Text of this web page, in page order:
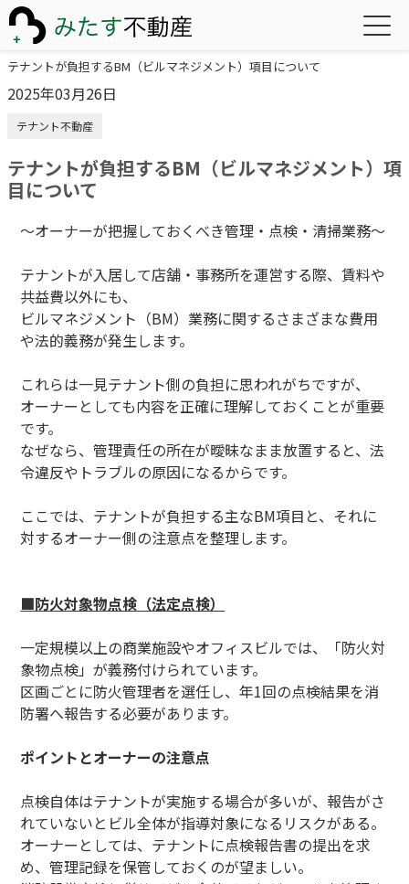
テナントが負担するBM（ビルマネジメント）項目について
2025年03月26日
テナント不動産
テナントが負担するBM（ビルマネジメント）項
目について
〜オーナーが把握しておくべき管理・点検・清掃業務〜
テナントが入居して店舗・事務所を運営する際、賃料や
共益費以外にも、
ビルマネジメント（BM）業務に関するさまざまな費用
や法的義務が発生します。
これらは一見テナント側の負担に思われがちですが、
オーナーとしても内容を正確に理解しておくことが重要
です。
なぜなら、管理責任の所在が曖昧なまま放置すると、法
令違反やトラブルの原因になるからです。
ここでは、テナントが負担する主なBM項目と、それに
対するオーナー側の注意点を整理します。
■防火対象物点検（法定点検）
一定規模以上の商業施設やオフィスビルでは、「防火対
象物点検」が義務付けられています。
区画ごとに防火管理者を選任し、年1回の点検結果を消
防署へ報告する必要があります。
ポイントとオーナーの注意点
点検自体はテナントが実施する場合が多いが、報告がさ
れていないとビル全体が指導対象になるリスクがある。
オーナーとしては、テナントに点検報告書の提出を求
め、管理記録を保管しておくのが望ましい。